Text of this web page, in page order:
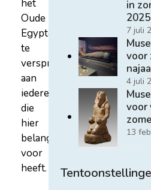
in
2025
7 juli
voor
4 juli
voor
13
het
Oude
Egypte
te
verspreiden
aan
iedereen
die
hier
belangstelling
voor
heeft.